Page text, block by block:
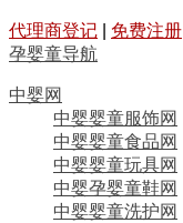
代理商登记 免费注册
孕婴童导航
中婴网
中婴婴童服饰网
中婴婴童食品网
中婴婴童玩具网
中婴孕婴童鞋网
中婴婴童洗护网